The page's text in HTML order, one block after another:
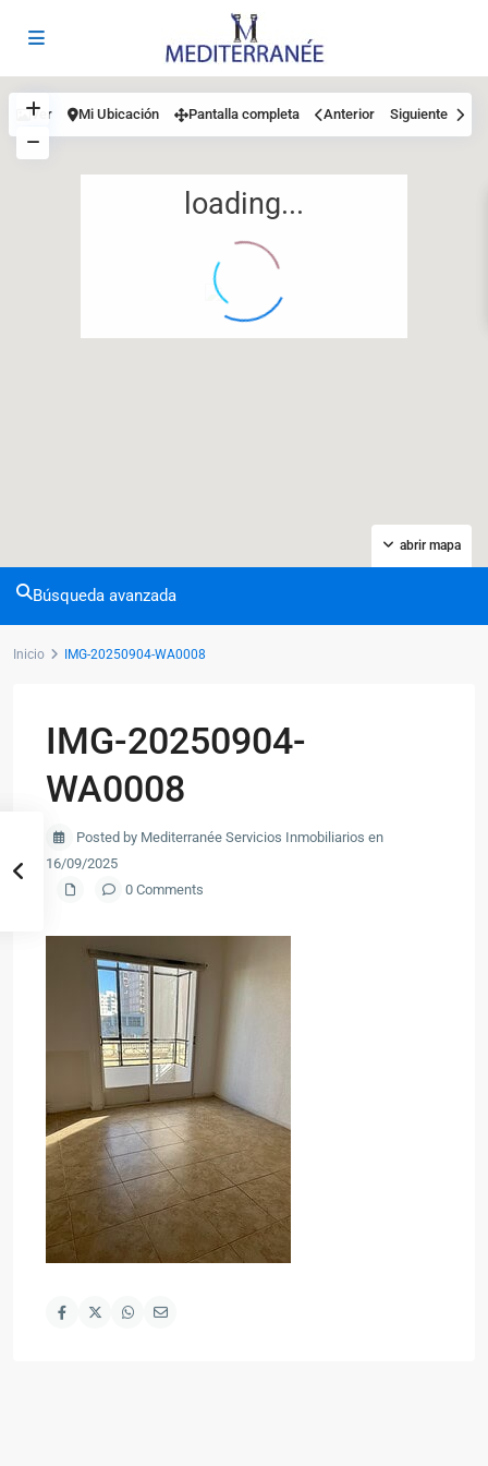
12
loading...
abrir mapa
Ver Mi Ubicación Pantalla completa Anterior Siguiente
Búsqueda avanzada
Inicio IMG-20250904-WA0008
IMG-20250904-
WA0008
Posted by Mediterranée Servicios Inmobiliarios en
16/09/2025
0 Comments